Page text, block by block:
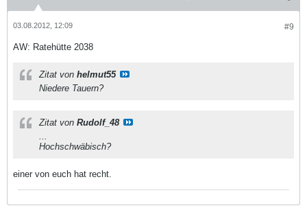
#9
03.08.2012, 12:09
AW: Ratehütte 2038
Zitat von helmut55
Niedere Tauern?
Zitat von Rudolf_48
...
Hochschwäbisch?
einer von euch hat recht.